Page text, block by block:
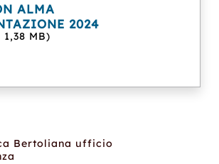
ALMA
2024
MB)
Bertoliana ufficio